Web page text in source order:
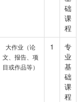
础
课
程
大作业（论
文、报告、项
目或作品等）
1
专
业
基
础
课
程